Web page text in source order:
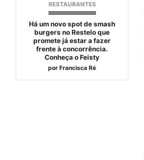
RESTAURANTES
Há um novo spot de smash
burgers no Restelo que
promete já estar a fazer
frente à concorrência.
Conheça o Feisty
por Francisca Ré